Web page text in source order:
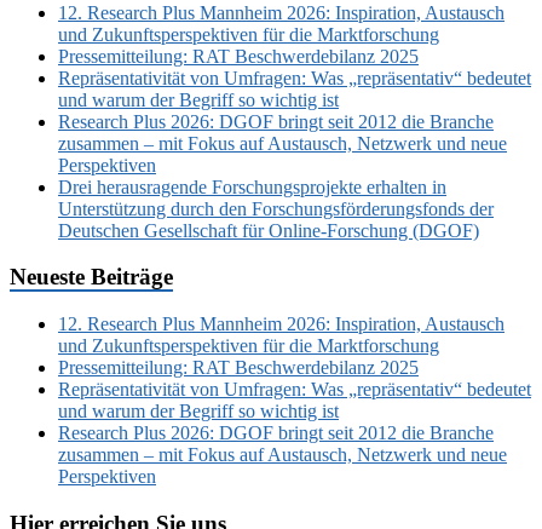
12. Research Plus Mannheim 2026: Inspiration, Austausch
und Zukunftsperspektiven für die Marktforschung
Pressemitteilung: RAT Beschwerdebilanz 2025
Repräsentativität von Umfragen: Was „repräsentativ“ bedeutet
und warum der Begriff so wichtig ist
Research Plus 2026: DGOF bringt seit 2012 die Branche
zusammen – mit Fokus auf Austausch, Netzwerk und neue
Perspektiven
Drei herausragende Forschungsprojekte erhalten in
Unterstützung durch den Forschungsförderungsfonds der
Deutschen Gesellschaft für Online-Forschung (DGOF)
Neueste Beiträge
12. Research Plus Mannheim 2026: Inspiration, Austausch
und Zukunftsperspektiven für die Marktforschung
Pressemitteilung: RAT Beschwerdebilanz 2025
Repräsentativität von Umfragen: Was „repräsentativ“ bedeutet
und warum der Begriff so wichtig ist
Research Plus 2026: DGOF bringt seit 2012 die Branche
zusammen – mit Fokus auf Austausch, Netzwerk und neue
Perspektiven
Hier erreichen Sie uns